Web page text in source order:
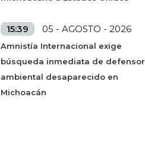
15:39 05 - AGOSTO - 2026
Amnistía Internacional exige
búsqueda inmediata de defensor
ambiental desaparecido en
Michoacán